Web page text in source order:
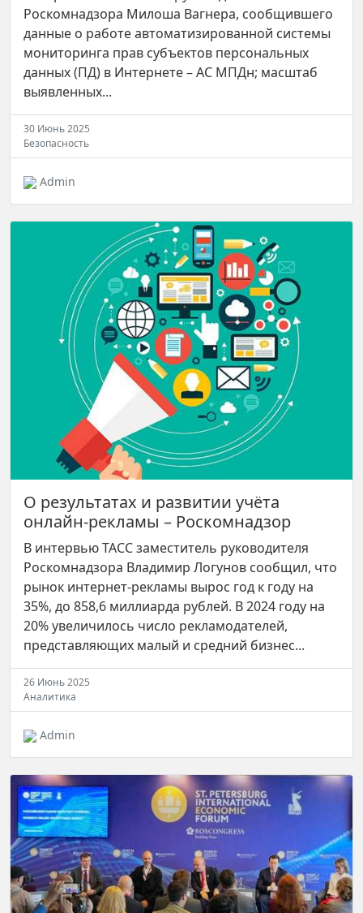
Роскомнадзора Милоша Вагнера, сообщившего
данные о работе автоматизированной системы
мониторинга прав субъектов персональных
данных (ПД) в Интернете – АС МПДн; масштаб
выявленных...
30 Июнь 2025
Безопасность
Admin
О результатах и развитии учёта
онлайн-рекламы – Роскомнадзор
В интервью ТАСС заместитель руководителя
Роскомнадзора Владимир Логунов сообщил, что
рынок интернет-рекламы вырос год к году на
35%, до 858,6 миллиарда рублей. В 2024 году на
20% увеличилось число рекламодателей,
представляющих малый и средний бизнес...
26 Июнь 2025
Аналитика
Admin